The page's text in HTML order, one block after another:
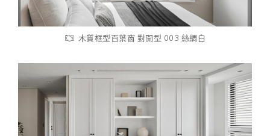
木質框型百葉窗 對開型 003 絲綢白